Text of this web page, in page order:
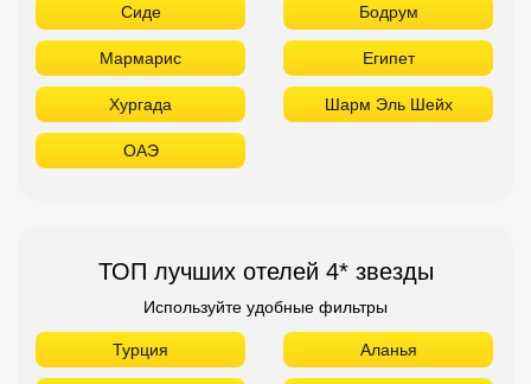
Сиде Бодрум
Мармарис Египет
Хургада Шарм Эль Шейх
ОАЭ
ТОП лучших отелей 4* звезды
Используйте удобные фильтры
Турция Аланья